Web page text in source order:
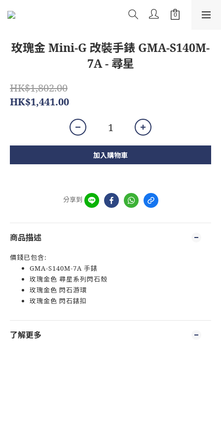
玫瑰金 Mini-G 改裝手錶 GMA-S140M-
7A - 尋星
HK$1,802.00
HK$1,441.00
加入購物車
分享到
商品描述
價錢已包含:
GMA-S140M-7A 手錶
玫瑰金色 尋星系列閃石殼
玫瑰金色 閃石游環
玫瑰金色 閃石錶扣
了解更多